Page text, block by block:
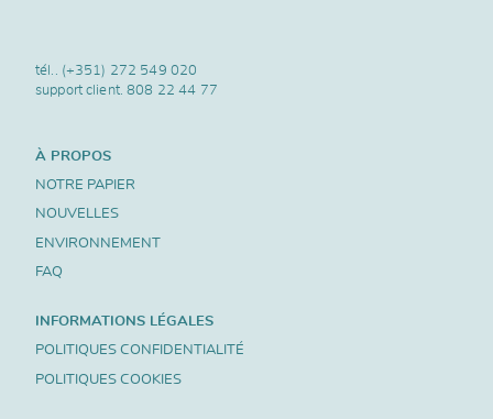
tél.. (+351) 272 549 020
support client.808 22 44 77
À PROPOS
NOTRE PAPIER
NOUVELLES
ENVIRONNEMENT
FAQ
INFORMATIONS LÉGALES
POLITIQUES CONFIDENTIALITÉ
POLITIQUES COOKIES